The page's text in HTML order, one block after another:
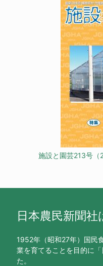
施設と園芸213号
日本農民新聞社
1952年（昭和27年）国民
業を育てることを目的に
た。